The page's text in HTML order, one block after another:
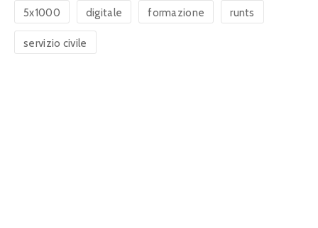
5x1000 digitale formazione runts
servizio civile